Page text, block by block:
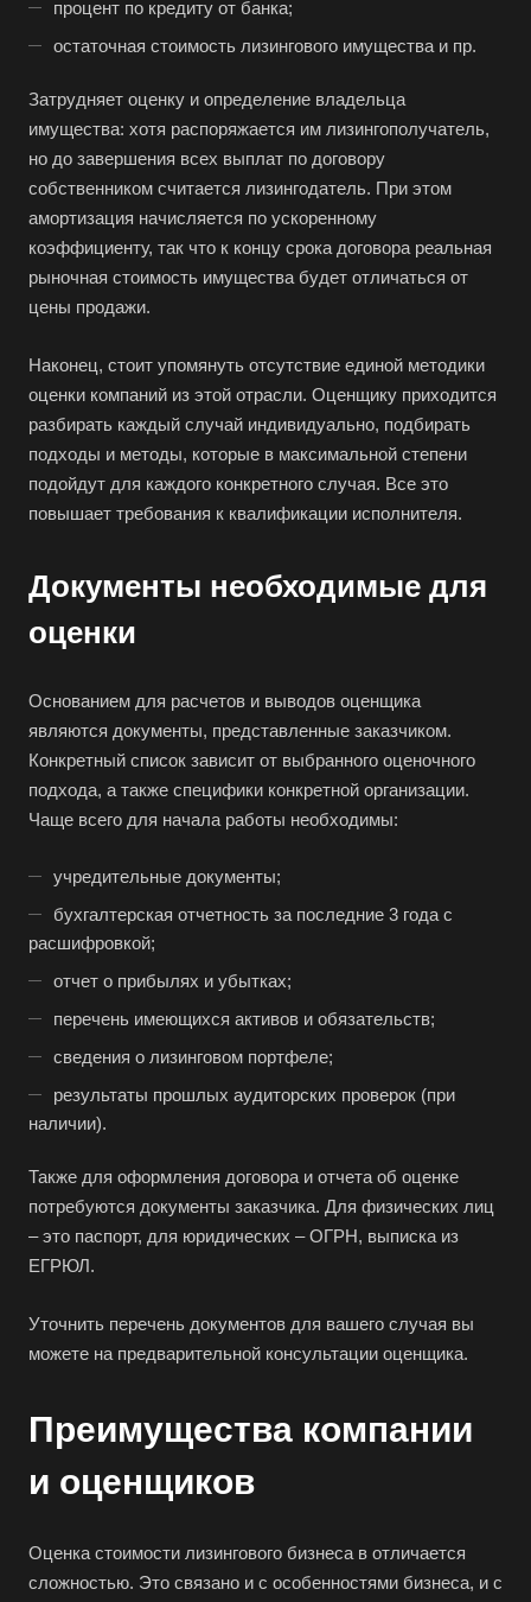
процент по кредиту от банка;
остаточная стоимость лизингового имущества и пр.
Затрудняет оценку и определение владельца
имущества: хотя распоряжается им лизингополучатель,
но до завершения всех выплат по договору
собственником считается лизингодатель. При этом
амортизация начисляется по ускоренному
коэффициенту, так что к концу срока договора реальная
рыночная стоимость имущества будет отличаться от
цены продажи.
Наконец, стоит упомянуть отсутствие единой методики
оценки компаний из этой отрасли. Оценщику приходится
разбирать каждый случай индивидуально, подбирать
подходы и методы, которые в максимальной степени
подойдут для каждого конкретного случая. Все это
повышает требования к квалификации исполнителя.
Документы необходимые для
оценки
Основанием для расчетов и выводов оценщика
являются документы, представленные заказчиком.
Конкретный список зависит от выбранного оценочного
подхода, а также специфики конкретной организации.
Чаще всего для начала работы необходимы:
учредительные документы;
бухгалтерская отчетность за последние 3 года с
расшифровкой;
отчет о прибылях и убытках;
перечень имеющихся активов и обязательств;
сведения о лизинговом портфеле;
результаты прошлых аудиторских проверок (при
наличии).
Также для оформления договора и отчета об оценке
потребуются документы заказчика. Для физических лиц
– это паспорт, для юридических – ОГРН, выписка из
ЕГРЮЛ.
Уточнить перечень документов для вашего случая вы
можете на предварительной консультации оценщика.
Преимущества компании
и оценщиков
Оценка стоимости лизингового бизнеса в отличается
сложностью. Это связано и с особенностями бизнеса, и с
Абакан
Абдулино
Абинск
Азов
Аксай
Альметьевск
Анапа
Ангарск
Анжеро-Судженск
Апатиты
Апрелевка
Арзамас
Асбест
Асино
Ахтубинск
Ачинск
Аша
Баймак
Балаково
Балашиха
Бахчисарай
Белгород
Белебей
Белово
Белоярский
Березники